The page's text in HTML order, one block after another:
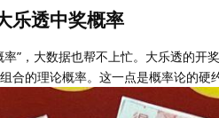
乐透中奖概率
”，大数据也帮不上忙。大乐透的开
的理论概率。这一点是概率论的硬约